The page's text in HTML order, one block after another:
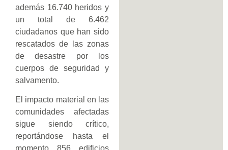
además 16.740 heridos y
un total de 6.462
ciudadanos que han sido
rescatados de las zonas
de desastre por los
cuerpos de seguridad y
salvamento.
El impacto material en las
comunidades afectadas
sigue siendo crítico,
reportándose hasta el
momento 856 edificios